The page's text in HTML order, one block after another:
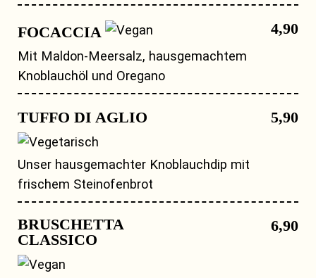
FOCACCIA 4,90
Mit Maldon-Meersalz, hausgemachtem
Knoblauchöl und Oregano
TUFFO DI AGLIO 5,90
Unser hausgemachter Knoblauchdip mit
frischem Steinofenbrot
BRUSCHETTA
CLASSICO
6,90